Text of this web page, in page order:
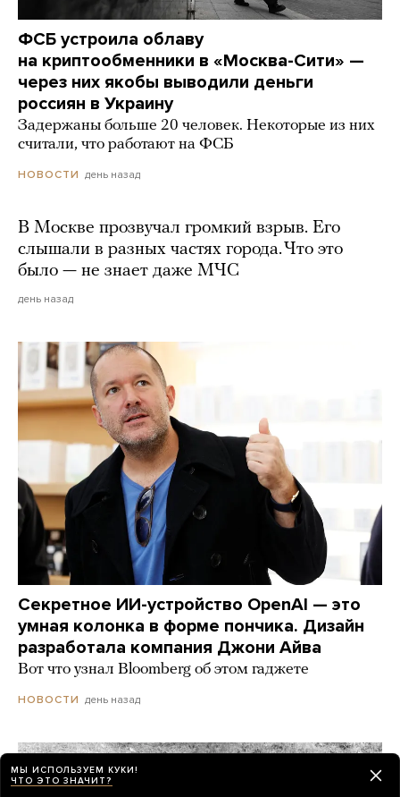
ФСБ устроила облаву
на криптообменники в «Москва-Сити» —
через них якобы выводили деньги
россиян в Украину
Задержаны больше 20 человек. Некоторые из них
считали, что работают на ФСБ
НОВОСТИ день назад
В Москве прозвучал громкий взрыв. Его
слышали в разных частях города. Что это
было — не знает даже МЧС
день назад
Секретное ИИ-устройство OpenAI — это
умная колонка в форме пончика. Дизайн
разработала компания Джони Айва
Вот что узнал Bloomberg об этом гаджете
НОВОСТИ день назад
МЫ ИСПОЛЬЗУЕМ КУКИ!
ЧТО ЭТО ЗНАЧИТ?